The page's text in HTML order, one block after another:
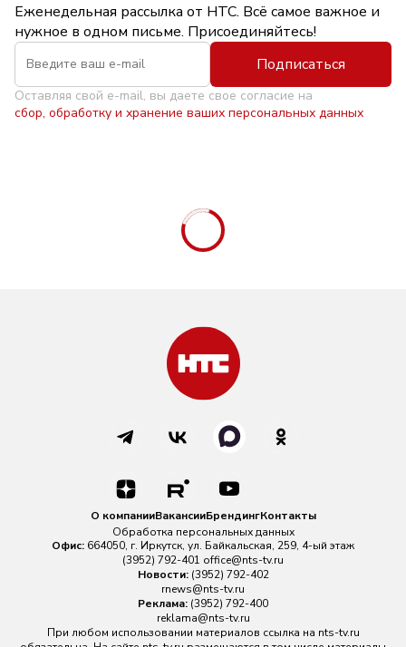
Еженедельная рассылка от НТС. Всё самое важное и
нужное в одном письме. Присоединяйтесь!
Подписаться
Оставляя свой e-mail, вы даете свое согласие на
сбор, обработку и хранение ваших персональных данных
О компанииВакансииБрендингКонтакты
Обработка персональных данных
Офис: 664050, г. Иркутск, ул. Байкальская, 259, 4-ый этаж
(3952) 792-401 office@nts-tv.ru
Новости: (3952) 792-402
rnews@nts-tv.ru
Реклама: (3952) 792-400
reklama@nts-tv.ru
При любом использовании материалов ссылка на nts-tv.ru